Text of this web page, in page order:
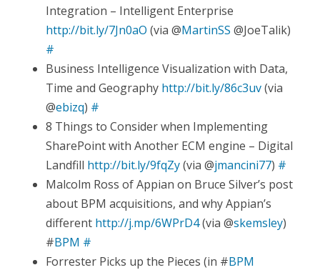
Integration – Intelligent Enterprise
http://bit.ly/7Jn0aO (via @MartinSS @JoeTalik)
#
Business Intelligence Visualization with Data,
Time and Geography http://bit.ly/86c3uv(via
@ebizq) #
8 Things to Consider when Implementing
SharePoint with Another ECM engine – Digital
Landfill http://bit.ly/9fqZy(via @jmancini77) #
Malcolm Ross of Appian on Bruce Silver’s post
about BPM acquisitions, and why Appian’s
different http://j.mp/6WPrD4(via @skemsley)
#BPM #
Forrester Picks up the Pieces (in #BPM